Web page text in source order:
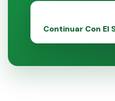
Continuar Con El